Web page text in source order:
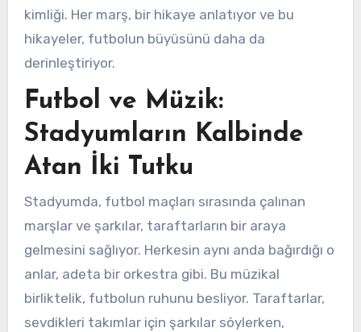
kimliği. Her marş, bir hikaye anlatıyor ve bu
hikayeler, futbolun büyüsünü daha da
derinleştiriyor.
Futbol ve Müzik:
Stadyumların Kalbinde
Atan İki Tutku
Stadyumda, futbol maçları sırasında çalınan
marşlar ve şarkılar, taraftarların bir araya
gelmesini sağlıyor. Herkesin aynı anda bağırdığı o
anlar, adeta bir orkestra gibi. Bu müzikal
birliktelik, futbolun ruhunu besliyor. Taraftarlar,
sevdikleri takımlar için şarkılar söylerken,